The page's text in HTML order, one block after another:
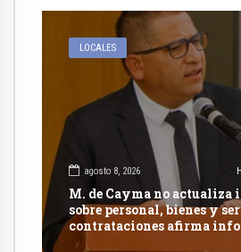
LOCALES
agosto 8, 2026
M. de Cayma no
sobre personal, bienes y
contrataciones afirma
Contraloría